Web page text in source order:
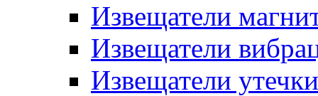
Извещатели
Извещатели
Извещатели утечки